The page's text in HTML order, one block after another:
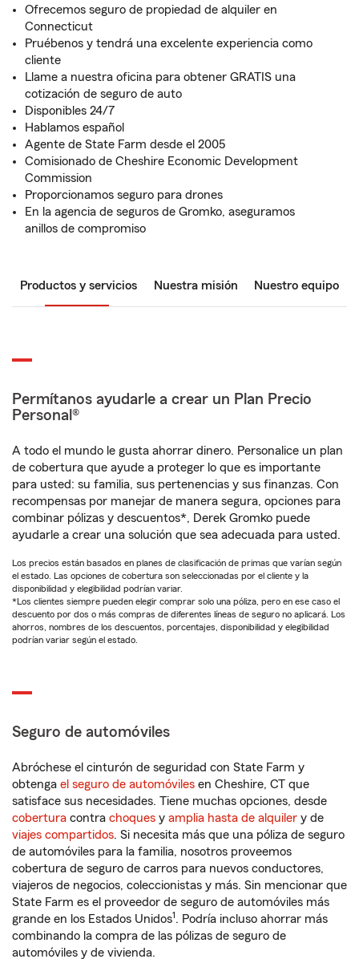
Ofrecemos seguro de propiedad de alquiler en
Connecticut
Pruébenos y tendrá una excelente experiencia como
cliente
Llame a nuestra oficina para obtener GRATIS una
cotización de seguro de auto
Disponibles 24/7
Hablamos español
Agente de State Farm desde el 2005
Comisionado de Cheshire Economic Development
Commission
Proporcionamos seguro para drones
En la agencia de seguros de Gromko, aseguramos
anillos de compromiso
Productos y servicios Nuestra misión Nuestro equipo
Permítanos ayudarle a crear un Plan Precio
Personal®
A todo el mundo le gusta ahorrar dinero. Personalice un plan
de cobertura que ayude a proteger lo que es importante
para usted: su familia, sus pertenencias y sus finanzas. Con
recompensas por manejar de manera segura, opciones para
combinar pólizas y descuentos*, Derek Gromko puede
ayudarle a crear una solución que sea adecuada para usted.
Los precios están basados en planes de clasificación de primas que varían según
el estado. Las opciones de cobertura son seleccionadas por el cliente y la
disponibilidad y elegibilidad podrían variar.
*Los clientes siempre pueden elegir comprar solo una póliza, pero en ese caso el
descuento por dos o más compras de diferentes líneas de seguro no aplicará. Los
ahorros, nombres de los descuentos, porcentajes, disponibilidad y elegibilidad
podrían variar según el estado.
Seguro de automóviles
Abróchese el cinturón de seguridad con State Farm y
obtenga el seguro de automóviles en Cheshire, CT que
satisface sus necesidades. Tiene muchas opciones, desde
cobertura contra choques y amplia hasta de alquiler y de
viajes compartidos. Si necesita más que una póliza de seguro
de automóviles para la familia, nosotros proveemos
cobertura de seguro de carros para nuevos conductores,
viajeros de negocios, coleccionistas y más. Sin mencionar que
State Farm es el proveedor de seguro de automóviles más
grande en los Estados Unidos1. Podría incluso ahorrar más
combinando la compra de las pólizas de seguro de
automóviles y de vivienda.